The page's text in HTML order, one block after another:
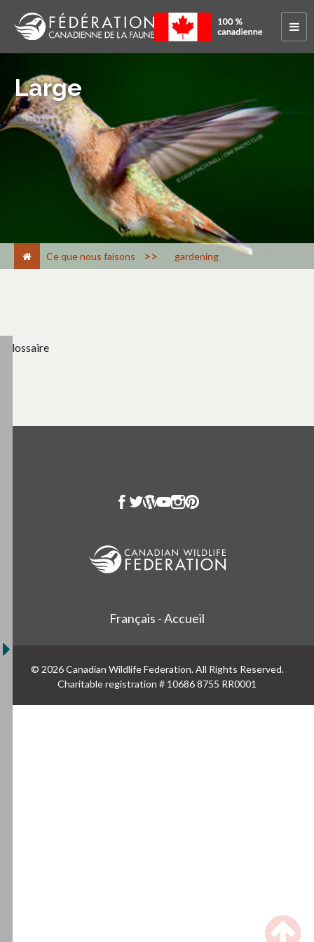
Large
Ce que nous faisons > gardening
Glossaire
Français - Accueil
© 2026 Canadian Wildlife Federation. All Rights Reserved.
Charitable registration # 10686 8755 RR0001